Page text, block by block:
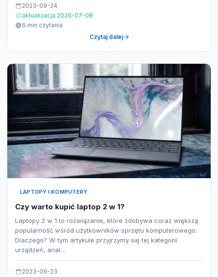
2023-09-24
aktualizacja 2026-07-08
6 min czytania
Czytaj dalej
LAPTOPY I KOMPUTERY
Czy warto kupić laptop 2 w 1?
Laptopy 2 w 1 to rozwiązanie, które zdobywa coraz większą
popularność wśród użytkowników sprzętu komputerowego.
Dlaczego? W tym artykule przyjrzymy się tej kategorii
urządzeń, anal…
2023-09-23